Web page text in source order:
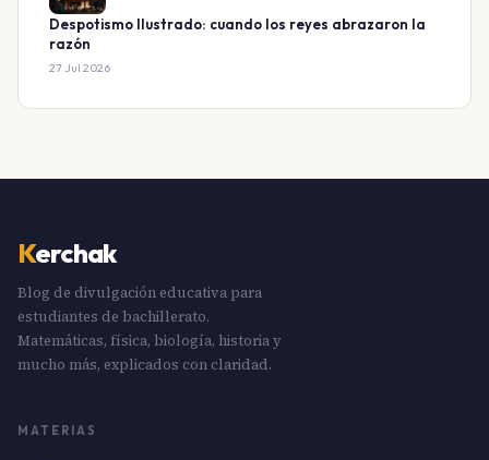
Despotismo Ilustrado: cuando los reyes abrazaron la
razón
27 Jul 2026
Kerchak
Blog de divulgación educativa para
estudiantes de bachillerato.
Matemáticas, física, biología, historia y
mucho más, explicados con claridad.
MATERIAS